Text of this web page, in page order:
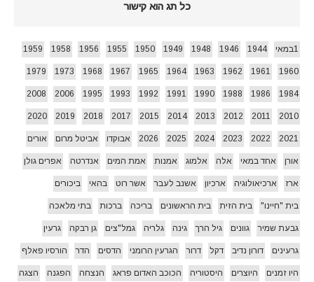
כל תג הוא קישור
1במאי 1944
1946
1948
1949
1950
1955
1956
1958
1959
1960
1961
1962
1963
1964
1965
1967
1968
1973
1979
1984
1986
1988
1990
1991
1992
1993
1995
2006
2008
2010
2011
2012
2013
2014
2015
2017
2018
2019
2020
2021
2022
2023
2024
2025
2026 אבוקדו אביטל מרום אורים
אורן אחד במאי אלה אלמוג אמנות אמת המים אנדרטה אפרים גולן
ארז ארכיאולוגיה ארכיון אשנב לעבר אשר רוט בהאי ביכורים
בית "חיינו" בית הזית בית הראשונים בריכה ברכות בתי מלאכה
גבעת שמיר גוונים גיל הרך גינה גלריה גמל"צים גן רבקה גרעין
גרעינים דורון נדיב דקל דרור הגרעין הרומני הדסים הדר הורסיו פאלף
היו זמנים היוצרים היסטוריה הכוכב האדום פראג הנצחה הפגנה הצגה